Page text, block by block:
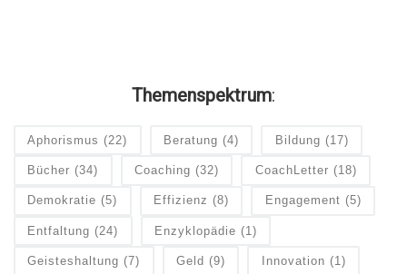
Themenspektrum:
Aphorismus (22) Beratung (4) Bildung (17)
Bücher (34) Coaching (32) CoachLetter (18)
Demokratie (5) Effizienz (8) Engagement (5)
Entfaltung (24) Enzyklopädie (1)
Geisteshaltung (7) Geld (9) Innovation (1)